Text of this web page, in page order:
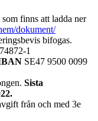
finns att ladda ner
dokument/
bifogas.
1
SE47 9500 0099
Sista
från och med 3e